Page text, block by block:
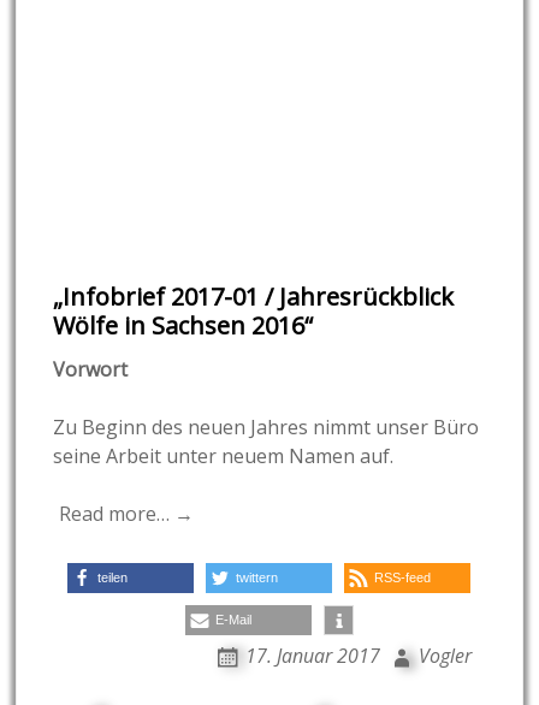
„Infobrief 2017-01 / Jahresrückblick
Wölfe in Sachsen 2016“
Vorwort
Zu Beginn des neuen Jahres nimmt unser Büro
seine Arbeit unter neuem Namen auf.
Read more… →
teilen twittern RSS-feed
E-Mail
17. Januar 2017 Vogler